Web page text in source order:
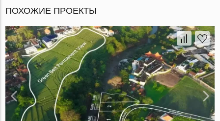
ПОХОЖИЕ ПРОЕКТЫ